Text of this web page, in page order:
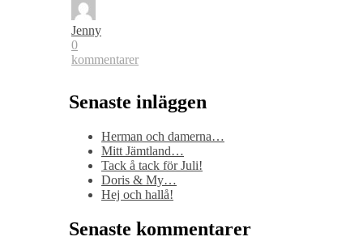
Jenny
0
kommentarer
Senaste inläggen
Herman och damerna…
Mitt Jämtland…
Tack å tack för Juli!
Doris & My…
Hej och hallå!
Senaste kommentarer